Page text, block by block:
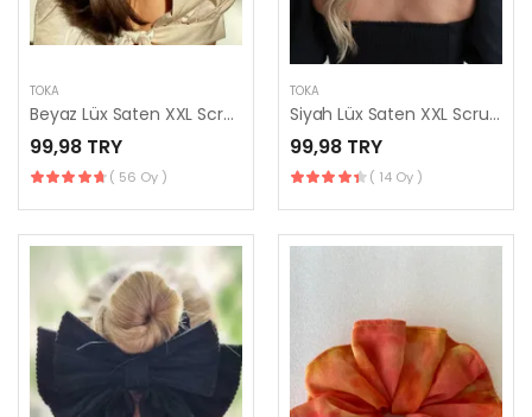
TOKA
Beyaz Lüx Saten XXL Scrunchie Toka, Büyük Boy Simit Toka, El Yapımı
99,98 TRY
( 56 Oy )
TOKA
Siyah Lüx Saten XXL Scrunchie Toka, Büyük Boy Simit Toka, El Yapımı
99,98 TRY
( 14 Oy )